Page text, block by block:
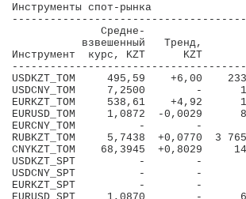
Инструменты спот-рынка
Средне-
взвешенный   Тренд,
Инструмент  курс, KZT      KZT
USDKZT_TOM     495,59    +6,00
USDCNY_TOM     7,2500        -
EURKZT_TOM     538,61    +4,92
EURUSD_TOM     1,0872  -0,0029
EURCNY_TOM          -        -
RUBKZT_TOM     5,7438  +0,0770  3
CNYKZT_TOM    68,3945  +0,8029
USDKZT_SPT          -
USDCNY_SPT          -
EURKZT_SPT          -